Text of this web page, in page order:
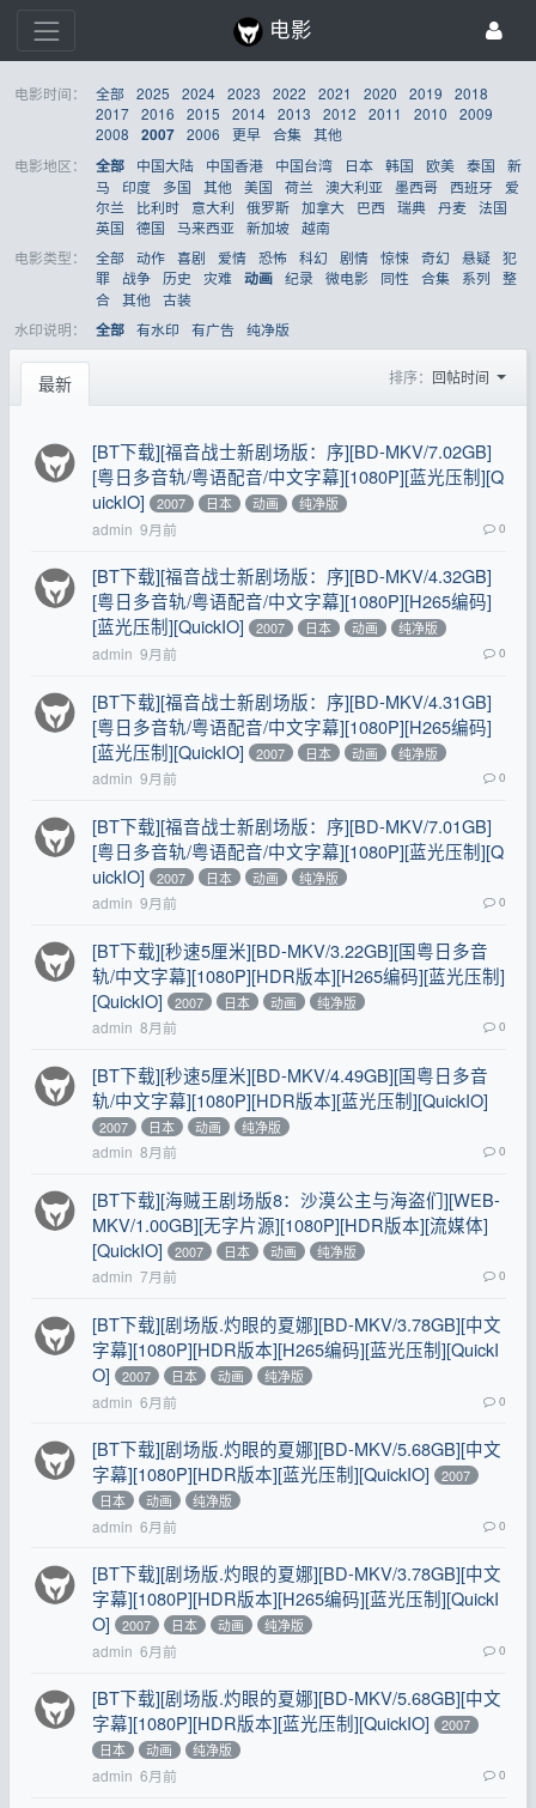
电影
电影时间： 全部 2025 2024 2023 2022 2021 2020 2019
2018
2017 2016 2015 2014 2013 2012 2011 2010
2009
2008
2007 2006 更早 合集 其他
电影地区：
全部 中国大陆 中国香港 中国台湾 日本 韩国 欧美 泰国
新
马
印度 多国 其他 美国 荷兰 澳大利亚 墨西哥 西班牙
爱
尔兰
比利时 意大利 俄罗斯 加拿大 巴西 瑞典 丹麦 法国
英国
德国 马来西亚 新加坡 越南
电影类型：
全部 动作 喜剧 爱情 恐怖 科幻 剧情 惊悚 奇幻 悬疑 犯
罪
战争 历史 灾难 动画 纪录 微电影 同性 合集 系列
整
合 其他 古装
水印说明：
全部 有水印 有广告 纯净版
最新 排序： 回帖时间
[BT下载][福音战士新剧场版：序][BD-MKV/7.02GB]
[粤日多音轨/粤语配音/中文字幕][1080P][蓝光压制][Q
uickIO]
2007 日本 动画 纯净版
admin 9月前 0
[BT下载][福音战士新剧场版：序][BD-MKV/4.32GB]
[粤日多音轨/粤语配音/中文字幕][1080P][H265编码]
[蓝光压制][QuickIO]
2007 日本 动画 纯净版
admin 9月前 0
[BT下载][福音战士新剧场版：序][BD-MKV/4.31GB]
[粤日多音轨/粤语配音/中文字幕][1080P][H265编码]
[蓝光压制][QuickIO]
2007 日本 动画 纯净版
admin 9月前 0
[BT下载][福音战士新剧场版：序][BD-MKV/7.01GB]
[粤日多音轨/粤语配音/中文字幕][1080P][蓝光压制][Q
uickIO]
2007 日本 动画 纯净版
admin 9月前 0
[BT下载][秒速5厘米][BD-MKV/3.22GB][国粤日多音
轨/中文字幕][1080P][HDR版本][H265编码][蓝光压制]
[QuickIO]
2007 日本 动画 纯净版
admin 8月前 0
[BT下载][秒速5厘米][BD-MKV/4.49GB][国粤日多音
轨/中文字幕][1080P][HDR版本][蓝光压制][QuickIO]
2007 日本 动画 纯净版
admin 8月前 0
[BT下载][海贼王剧场版8：沙漠公主与海盗们][WEB-
MKV/1.00GB][无字片源][1080P][HDR版本][流媒体]
[QuickIO]
2007 日本 动画 纯净版
admin 7月前 0
[BT下载][剧场版.灼眼的夏娜][BD-MKV/3.78GB][中文
字幕][1080P][HDR版本][H265编码][蓝光压制][QuickI
O]
2007 日本 动画 纯净版
admin 6月前 0
[BT下载][剧场版.灼眼的夏娜][BD-MKV/5.68GB][中文
字幕][1080P][HDR版本][蓝光压制][QuickIO]
2007
日本
动画 纯净版
admin 6月前 0
[BT下载][剧场版.灼眼的夏娜][BD-MKV/3.78GB][中文
字幕][1080P][HDR版本][H265编码][蓝光压制][QuickI
O]
2007 日本 动画 纯净版
admin 6月前 0
[BT下载][剧场版.灼眼的夏娜][BD-MKV/5.68GB][中文
字幕][1080P][HDR版本][蓝光压制][QuickIO]
2007
日本
动画 纯净版
admin 6月前 0